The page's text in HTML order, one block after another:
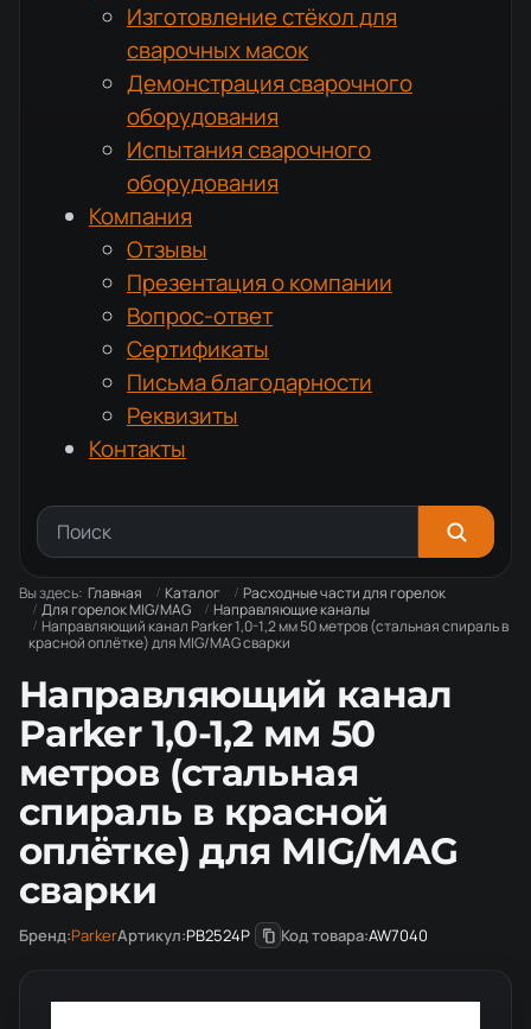
Изготовление стёкол для
сварочных масок
Демонстрация сварочного
оборудования
Испытания сварочного
оборудования
Компания
Отзывы
Презентация о компании
Вопрос-ответ
Сертификаты
Письма благодарности
Реквизиты
Контакты
Вы здесь: Главная Каталог
Расходные части для горелок
Для горелок MIG/MAG
Направляющие каналы
Направляющий канал Parker 1,0-1,2 мм 50 метров (стальная спираль в
красной оплётке) для MIG/MAG сварки
Направляющий канал
Parker 1,0-1,2 мм 50
метров (стальная
спираль в красной
оплётке) для MIG/MAG
сварки
Бренд:ParkerАртикул:PB2524P Код товара:AW7040